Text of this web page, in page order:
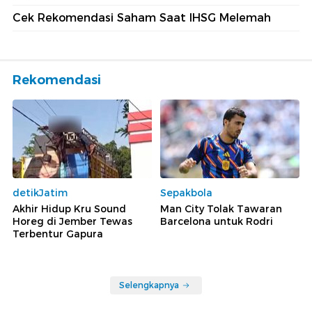
Cek Rekomendasi Saham Saat IHSG Melemah
Rekomendasi
detikJatim
Akhir Hidup Kru Sound
Horeg di Jember Tewas
Terbentur Gapura
Sepakbola
Man City Tolak Tawaran
Barcelona untuk Rodri
Selengkapnya